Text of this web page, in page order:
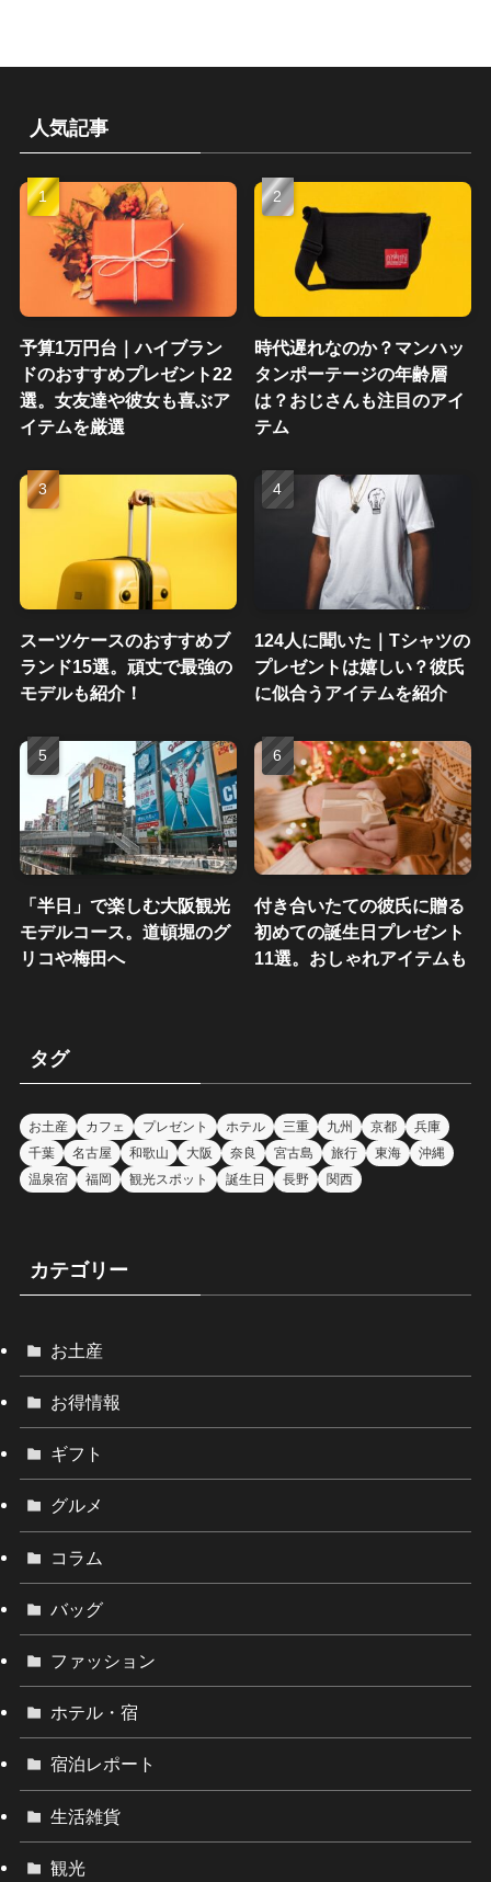
人気記事
予算1万円台｜ハイブラン
ドのおすすめプレゼント22
選。女友達や彼女も喜ぶア
イテムを厳選
時代遅れなのか？マンハッ
タンポーテージの年齢層
は？おじさんも注目のアイ
テム
スーツケースのおすすめブ
ランド15選。頑丈で最強の
モデルも紹介！
124人に聞いた｜Tシャツの
プレゼントは嬉しい？彼氏
に似合うアイテムを紹介
「半日」で楽しむ大阪観光
モデルコース。道頓堀のグ
リコや梅田へ
付き合いたての彼氏に贈る
初めての誕生日プレゼント
11選。おしゃれアイテムも
タグ
お土産 カフェ プレゼント ホテル 三重 九州 京都
兵庫
千葉
名古屋 和歌山 大阪 奈良 宮古島 旅行 東海
沖縄
温泉宿
福岡 観光スポット 誕生日 長野 関西
カテゴリー
お土産
お得情報
ギフト
グルメ
コラム
バッグ
ファッション
ホテル・宿
宿泊レポート
生活雑貨
観光